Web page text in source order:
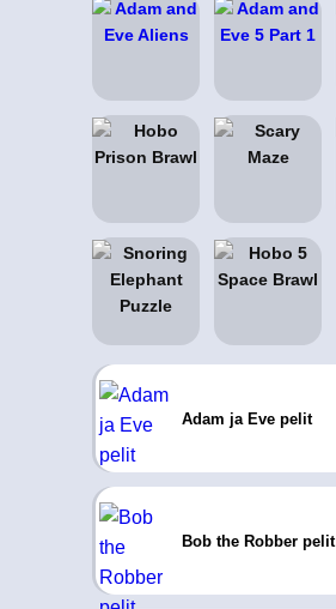
Adam ja Eve pelit
Bob the Robber pelit